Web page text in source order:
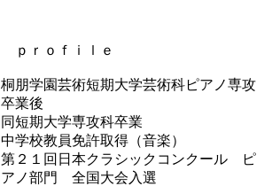
ｐｒｏｆｉｌｅ
桐朋学園芸術短期大学芸術科ピアノ専攻
卒業後
同短期大学専攻科卒業
中学校教員免許取得（音楽）
第２１回日本クラシックコンクール ピ
アノ部門 全国大会入選